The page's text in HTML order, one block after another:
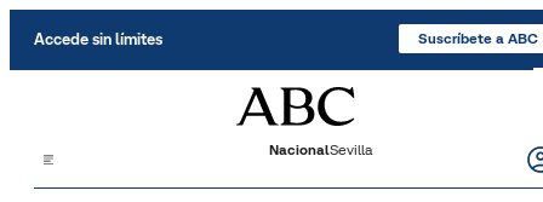
Accede sin límites Suscríbete a ABC
NacionalSevilla